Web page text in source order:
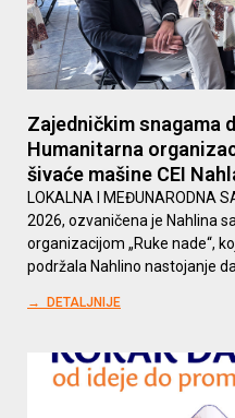
Zajedničkim snagama
Humanitarna
šivaće mašine CEI
LOKALNA I MEĐUNARODNA
2026, ozvaničena je Nahlina
organizacijom „Ruke nade“,
podržala Nahlino nastojanje
→ DETALJNIJE